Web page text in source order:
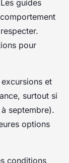
guides
pour
et
surtout si
septembre).
options
conditions